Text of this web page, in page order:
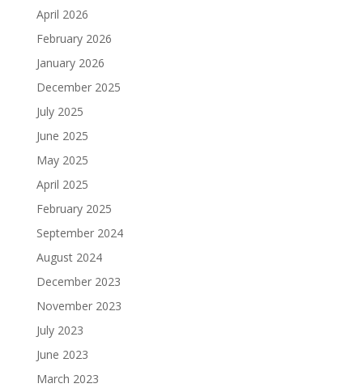
April 2026
February 2026
January 2026
December 2025
July 2025
June 2025
May 2025
April 2025
February 2025
September 2024
August 2024
December 2023
November 2023
July 2023
June 2023
March 2023